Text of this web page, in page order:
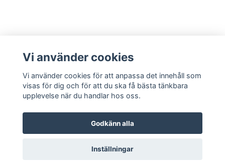
Läs mer
© 2026 Trycklagret
Vi använder cookies
Vi använder cookies för att anpassa det innehåll som
visas för dig och för att du ska få bästa tänkbara
upplevelse när du handlar hos oss.
Godkänn alla
Inställningar